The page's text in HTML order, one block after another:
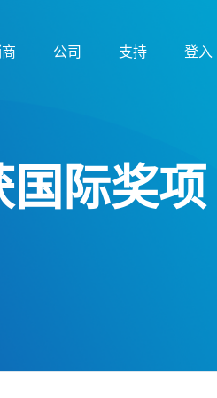
公司 支持 登入
际奖项